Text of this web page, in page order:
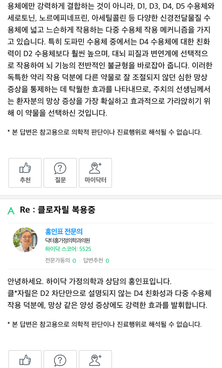
용체에만 강력하게 결합하는 것이 아니라, D1, D3, D4, D5 수용체와
세로토닌, 노르에피네프린, 아세틸콜린 등 다양한 신경전달물질 수
용체에 넓고 느슨하게 작용하는 다중 수용체 작용 메커니즘을 가지
고 있습니다. 특히 도파민 수용체 중에서는 D4 수용체에 대한 친화
력이 D2 수용체보다 훨씬 높으며, 대뇌 피질과 변연계에 선택적으
로 작용하여 뇌 기능의 전반적인 불균형을 바로잡아 줍니다. 이러한
독특한 약리 작용 덕분에 다른 약물로 잘 조절되지 않던 심한 망상
증상을 통제하는 데 탁월한 효과를 나타내므로, 주치의 선생님께서
는 환자분의 망상 증상을 가장 확실하고 효과적으로 가라앉히기 위
해 이 약물을 선택하신 것입니다.
* 본 답변은 참고용으로 의학적 판단이나 진료행위로 해석될 수 없습니다.
추천 질문 마이닥터
Re : 클로자릴 복용중
홍인표 전문의
닥터홍가정의학과의원
하이닥 스코어: 5525
전문가동의 0 답변추천 0
안녕하세요. 하이닥 가정의학과 상담의 홍인표입니다.
클*자릴은 D2 차단만으로 설명되지 않는 D4 친화성과 다중 수용체
작용 덕분에, 망상 같은 양성 증상에도 강력한 효과를 발휘합니다.
* 본 답변은 참고용으로 의학적 판단이나 진료행위로 해석될 수 없습니다.